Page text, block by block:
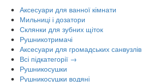
Аксесуари для ванної кімнати
Мильниці і дозатори
Склянки для зубних щіток
Рушникотримачі
Аксесуари для громадських санвузлів
Всі підкатегорії →
Рушникосушки
Рушникосушки водяні